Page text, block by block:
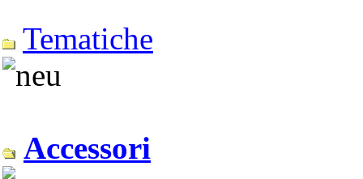
Tematiche
Accessori